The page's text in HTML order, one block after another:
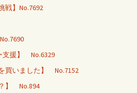
戦】No.7692
支援】 No.6329
買いました】 No.7152
】 No.894